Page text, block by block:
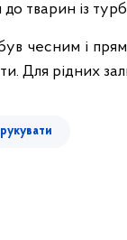
до тварин із
чесним і
Для рідних